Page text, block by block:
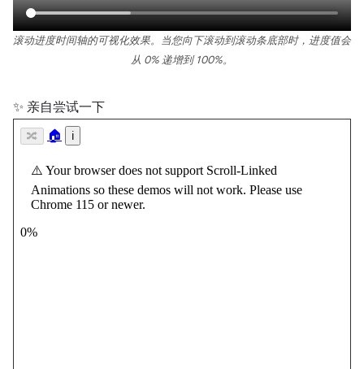
滚动进度时间轴的可视化效果。当您向下滚动到滚动条底部时，进度值会
从 0% 递增到 100%。
✨ 亲自尝试一下